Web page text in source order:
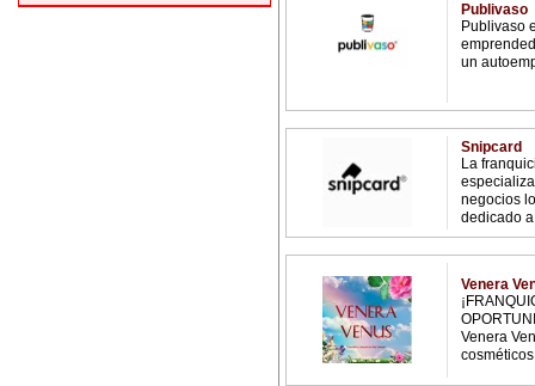
Publivaso
Publivaso
un
Snipcard
La
negocios
dedicado
Venera
Venera